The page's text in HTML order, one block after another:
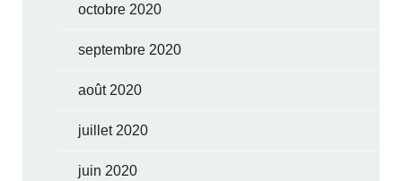
octobre 2020
septembre 2020
août 2020
juillet 2020
juin 2020